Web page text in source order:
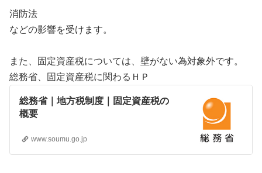
消防法
などの影響を受けます。
また、固定資産税については、壁がない為対象外です。
総務省、固定資産税に関わるＨＰ
総務省｜地方税制度｜固定資産税の
概要
www.soumu.go.jp